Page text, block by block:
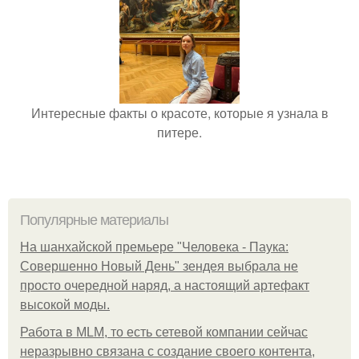
Интересные факты о красоте, которые я узнала в
питере.
Популярные материалы
На шанхайской премьере "Человека - Паука:
Совершенно Новый День" зендея выбрала не
просто очередной наряд, а настоящий артефакт
высокой моды.
Работа в MLM, то есть сетевой компании сейчас
неразрывно связана с создание своего контента,